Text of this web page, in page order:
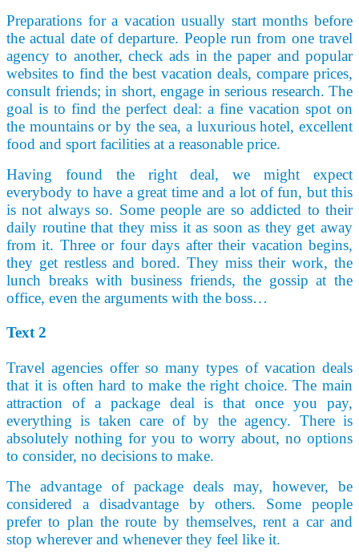
Preparations for a vacation usually start months before
the actual date of departure. People run from one travel
agency to another, check ads in the paper and popular
websites to find the best vacation deals, compare prices,
consult friends; in short, engage in serious research. The
goal is to find the perfect deal: a fine vacation spot on
the mountains or by the sea, a luxurious hotel, excellent
food and sport facilities at a reasonable price.
Having found the right deal, we might expect
everybody to have a great time and a lot of fun, but this
is not always so. Some people are so addicted to their
daily routine that they miss it as soon as they get away
from it. Three or four days after their vacation begins,
they get restless and bored. They miss their work, the
lunch breaks with business friends, the gossip at the
office, even the arguments with the boss…
Text 2
Travel agencies offer so many types of vacation deals
that it is often hard to make the right choice. The main
attraction of a package deal is that once you pay,
everything is taken care of by the agency. There is
absolutely nothing for you to worry about, no options
to consider, no decisions to make.
The advantage of package deals may, however, be
considered a disadvantage by others. Some people
prefer to plan the route by themselves, rent a car and
stop wherever and whenever they feel like it.